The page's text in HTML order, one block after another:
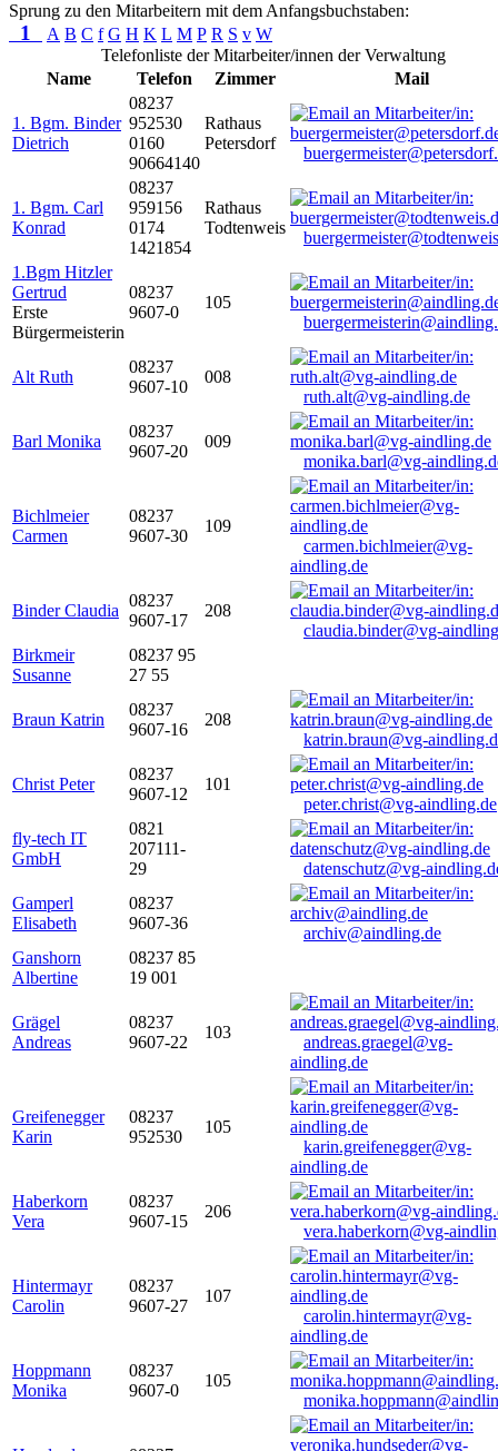
Sprung zu den Mitarbeitern mit dem Anfangsbuchstaben:
1 A B C f G H K L M P R S v W
Telefonliste der Mitarbeiter/innen der Verwaltung
Name
Telefon Zimmer Mail
1. Bgm. Binder
Dietrich
08237
952530
0160
90664140
Rathaus
Petersdorf
1. Bgm. Carl
Konrad
08237
959156
0174
1421854
Rathaus
Todtenweis
1.Bgm Hitzler
Gertrud
Erste
Bürgermeisterin
08237
9607-0
105
Alt Ruth
08237
9607-10
008
ruth.alt@vg-aindling.de
Barl Monika
08237
9607-20
009
monika.barl@vg-
Bichlmeier
Carmen
08237
9607-30
109
carmen.bichlmeier@vg-
aindling.de
Binder Claudia
08237
9607-17
208
claudia.binder@vg-
Birkmeir
Susanne
08237 95
27 55
Braun Katrin
08237
9607-16
208
katrin.braun@vg-
Christ Peter
08237
9607-12
101
peter.christ@vg-aindling.de
fly-tech IT
GmbH
0821
207111-
29
datenschutz@vg-
Gamperl
Elisabeth
08237
9607-36
archiv@aindling.de
Ganshorn
Albertine
08237 85
19 001
Grägel
Andreas
08237
9607-22
103
andreas.graegel@vg-
aindling.de
Greifenegger
Karin
08237
952530
105
karin.greifenegger@vg-
aindling.de
Haberkorn
Vera
08237
9607-15
206
vera.haberkorn@vg-
Hintermayr
Carolin
08237
9607-27
107
carolin.hintermayr@vg-
aindling.de
Hoppmann
Monika
08237
9607-0
105